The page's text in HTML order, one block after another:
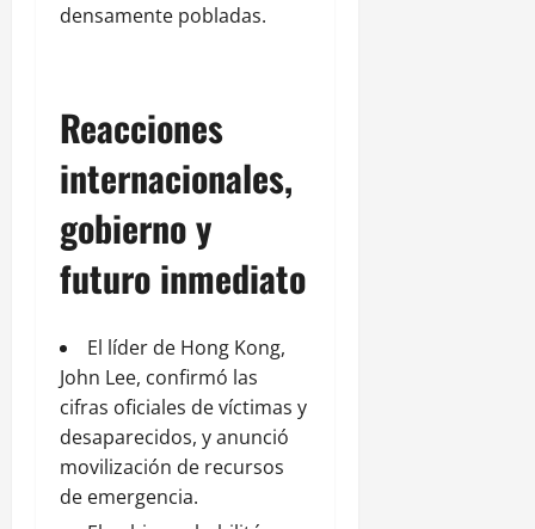
densamente pobladas.
Reacciones
internacionales,
gobierno y
futuro inmediato
El líder de Hong Kong,
John Lee, confirmó las
cifras oficiales de víctimas y
desaparecidos, y anunció
movilización de recursos
de emergencia.